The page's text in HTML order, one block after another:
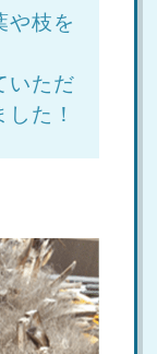
や枝を
いただ
た！